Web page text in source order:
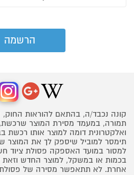
קונה נכבד/ה, בהתאם להוראות
תמורה, במעמד מסירת המוצר
ואלקטרונית דומה למוצר אותו רכשת
תימסר למוביל שיספק לך את המוצר
למסור במועד האספקה פסולת ציוד
בכמות או במשקל, למוצר החדש
אחרת. לא תתאפשר מסירה של